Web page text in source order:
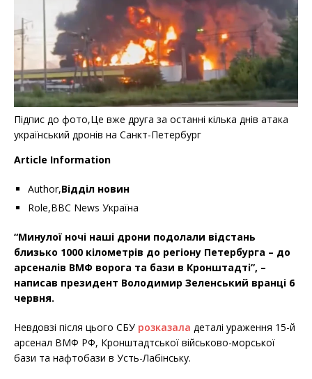
Підпис до фото,Це вже друга за останні кілька днів атака
український дронів на Санкт-Петербург
Article Information
Author,Відділ новин
Role,BBC News Україна
“Минулої ночі наші дрони подолали відстань
близько 1000 кілометрів до регіону Петербурга – до
арсеналів ВМФ ворога та бази в Кронштадті”, –
написав президент Володимир Зеленський вранці 6
червня.
Невдовзі після цього СБУ розказала деталі ураження 15-й
арсенал ВМФ РФ, Кронштадтської військово-морської
бази та нафтобази в Усть-Лабінську.